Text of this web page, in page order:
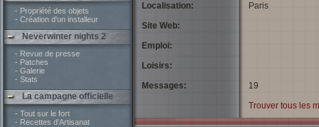
- Propriété des objets
- Création d'un installeur
Neverwinter nights 2
- Revue de presse
- Patches
- Galerie
- Stats
La campagne officielle
- Tout sur le fort
- Recettes d'Artisanat
Localisation:
Site Web:
Emploi:
Loisirs:
Messages:
Paris
19
Trouver tous les